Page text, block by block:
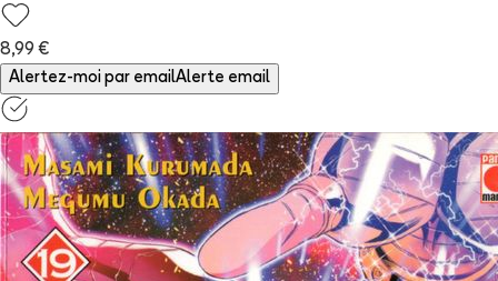
8,99 €
Alertez-moi par emailAlerte email